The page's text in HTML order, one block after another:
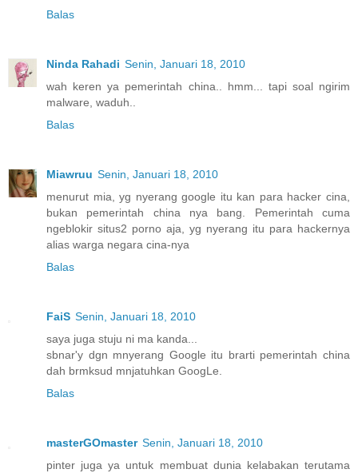
Balas
Ninda Rahadi Senin, Januari 18, 2010
wah keren ya pemerintah china.. hmm... tapi soal ngirim
malware, waduh..
Balas
Miawruu Senin, Januari 18, 2010
menurut mia, yg nyerang google itu kan para hacker cina,
bukan pemerintah china nya bang. Pemerintah cuma
ngeblokir situs2 porno aja, yg nyerang itu para hackernya
alias warga negara cina-nya
Balas
FaiS Senin, Januari 18, 2010
saya juga stuju ni ma kanda...
sbnar'y dgn mnyerang Google itu brarti pemerintah china
dah brmksud mnjatuhkan GoogLe.
Balas
masterGOmaster Senin, Januari 18, 2010
pinter juga ya untuk membuat dunia kelabakan terutama